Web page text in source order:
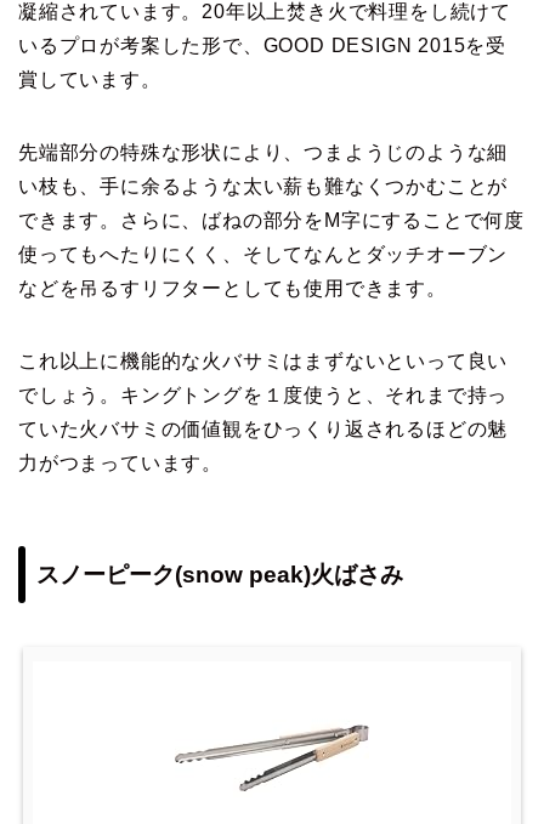
凝縮されています。20年以上焚き火で料理をし続けて
いるプロが考案した形で、GOOD DESIGN 2015を受
賞しています。
先端部分の特殊な形状により、つまようじのような細
い枝も、手に余るような太い薪も難なくつかむことが
できます。さらに、ばねの部分をM字にすることで何度
使ってもへたりにくく、そしてなんとダッチオーブン
などを吊るすリフターとしても使用できます。
これ以上に機能的な火バサミはまずないといって良い
でしょう。キングトングを１度使うと、それまで持っ
ていた火バサミの価値観をひっくり返されるほどの魅
力がつまっています。
スノーピーク(snow peak)火ばさみ